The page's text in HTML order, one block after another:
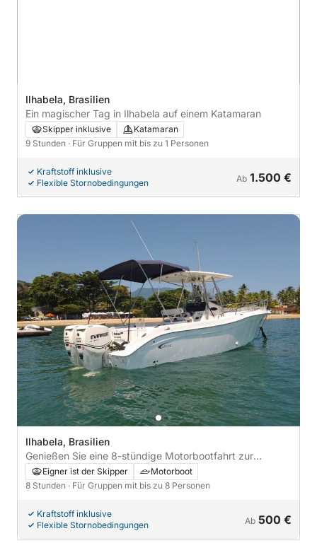
Ilhabela, Brasilien
Ein magischer Tag in Ilhabela auf einem Katamaran
Skipper inklusive
Katamaran
9 Stunden · Für Gruppen mit bis zu 1 Personen
Kraftstoff inklusive
Flexible Stornobedingungen
Ab 1.500 €
Ilhabela, Brasilien
Genießen Sie eine 8-stündige Motorbootfahrt zur
Erkundung von Ilhabela.
Eigner ist der Skipper
Motorboot
8 Stunden · Für Gruppen mit bis zu 8 Personen
Kraftstoff inklusive
Flexible Stornobedingungen
Ab 500 €